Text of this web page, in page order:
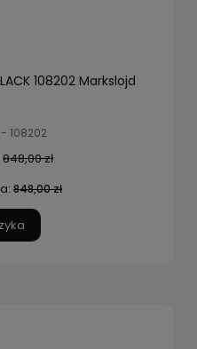
108202 Markslojd
- 108202
848,00 zł
848,00 zł